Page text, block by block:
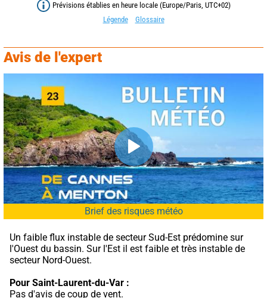
Prévisions établies en heure locale (Europe/Paris, UTC+02)
Légende
Glossaire
Avis de l'expert
Brief des risques météo
Un faible flux instable de secteur Sud-Est prédomine sur
l'Ouest du bassin. Sur l'Est il est faible et très instable de
secteur Nord-Ouest.
Pour Saint-Laurent-du-Var :
Pas d'avis de coup de vent.